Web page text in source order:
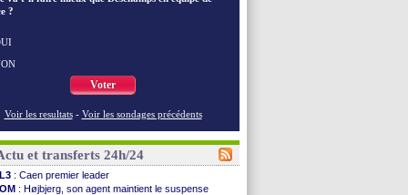
?
Voter
Voir les resultats - Voir les sondages précédents
et transferts 24h/24
L3 : Caen premier leader
OM : Højbjerg, son agent maintient le suspense